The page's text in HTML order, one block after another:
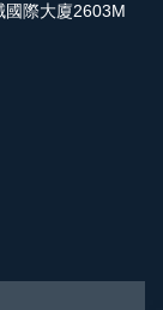
國際大廈2603M